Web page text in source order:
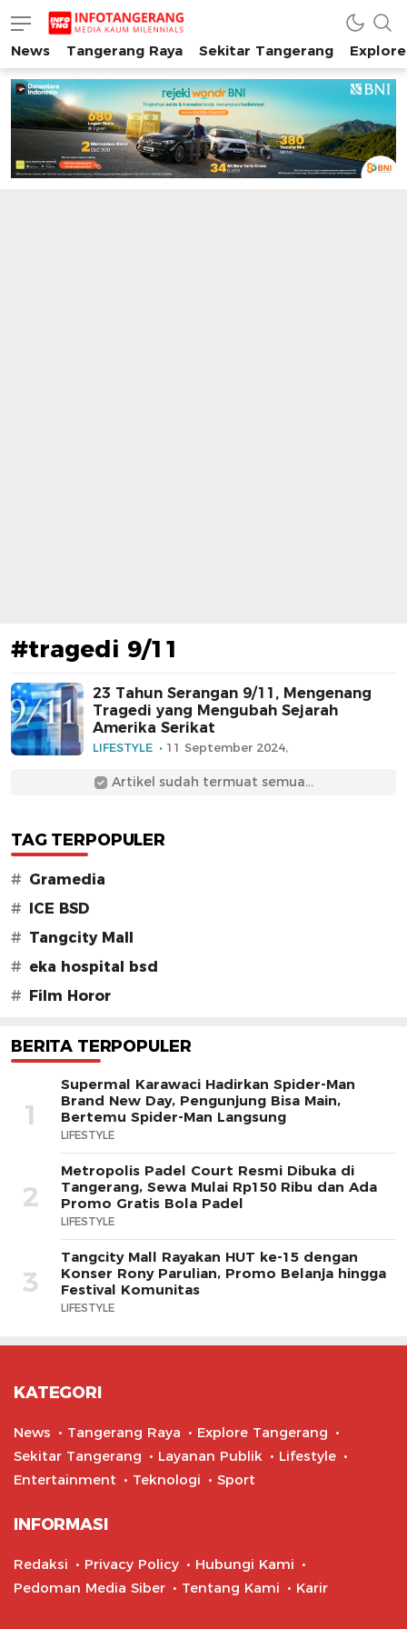
INFO TANGERANG
Media Kaum Millenials Tangerang Raya
News Tangerang Raya Sekitar Tangerang
#tragedi 9/11
23 Tahun Serangan 9/11, Mengenang
Tragedi yang Mengubah Sejarah
Amerika Serikat
LIFESTYLE 11 September 2024,
Artikel sudah termuat semua...
TAG TERPOPULER
# Gramedia
#
ICE BSD
# Tangcity Mall
# eka hospital bsd
#
Film Horor
BERITA TERPOPULER
1
Supermal Karawaci Hadirkan Spider-Man
Brand New Day, Pengunjung Bisa Main,
Bertemu Spider-Man Langsung
LIFESTYLE
2
Metropolis Padel Court Resmi Dibuka di
Tangerang, Sewa Mulai Rp150 Ribu dan Ada
Promo Gratis Bola Padel
LIFESTYLE
3
Tangcity Mall Rayakan HUT ke-15 dengan
Konser Rony Parulian, Promo Belanja hingga
Festival Komunitas
LIFESTYLE
KATEGORI
News Tangerang Raya
Explore Tangerang
Sekitar Tangerang
Layanan Publik
Lifestyle
Entertainment
Teknologi Sport
INFORMASI
Redaksi Privacy Policy
Hubungi Kami
Pedoman Media Siber
Tentang Kami Karir